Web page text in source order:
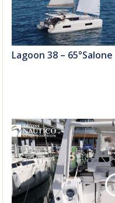
Lagoon 38 –